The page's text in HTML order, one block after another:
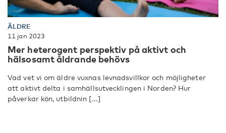
ÄLDRE
11 jan 2023
Mer heterogent perspektiv på aktivt och
hälsosamt åldrande behövs
Vad vet vi om äldre vuxnas levnadsvillkor och möjligheter
att aktivt delta i samhällsutvecklingen i Norden? Hur
påverkar kön, utbildnin [...]